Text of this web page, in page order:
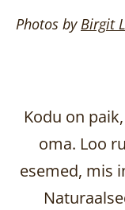
Photos byBirgit
Kodu on
oma. Loo
esemed, mis